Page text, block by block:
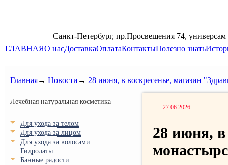
Санкт-Петербург, пр.Просвещения 74,
ГЛАВНАЯО насДоставкаОплатаКонтактыПолезно знать
Главная→ Новости → 28 июня, в воскресенье, магазин
Лечебная натуральная косметика
Для ухода за телом
Для ухода за лицом
Для ухода за волосами
Гидролаты
Банные радости
27.06.2026
28 июня, в